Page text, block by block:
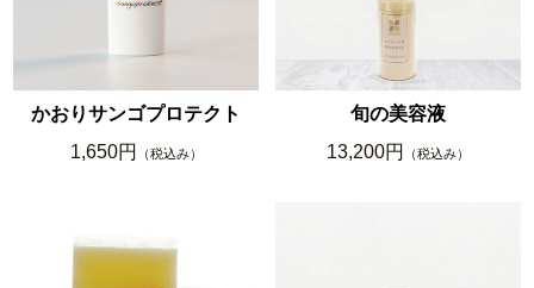
かおりサンゴプロテクト
1,650円
（税込み）
旬の美容液
13,200円
（税込み）